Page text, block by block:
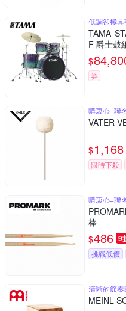
低調卻極
TAMA
F 爵士鼓
$
券
購衷心+聯
VATER
$1,168
限時下殺
購衷心+聯
棒
$486 9
挑戰低價
清晰的節
MEINL